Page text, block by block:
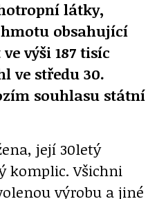
látky,
obsahující
výši 187 tisíc
ve středu 30.
souhlasu státní
její 30letý
komplic. Všichni
výrobu a jiné